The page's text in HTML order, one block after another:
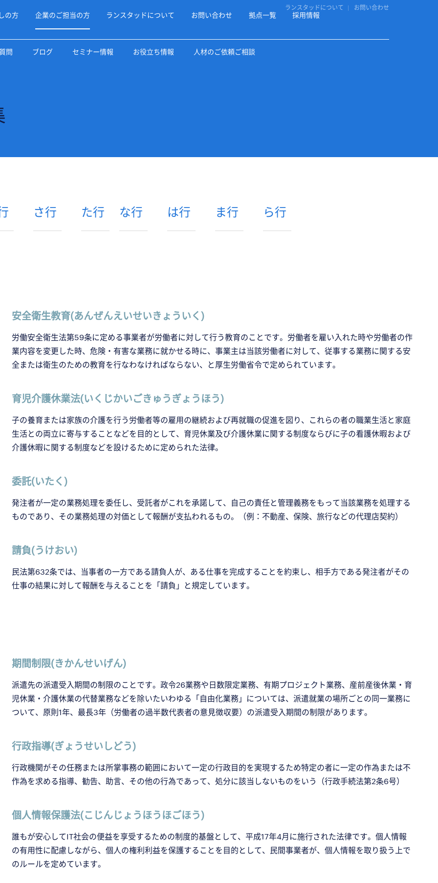
の方 企業のご担当の方 ランスタッドについて お問い合わせ 拠点一覧 採用情報
ランスタッドについて お問い合わせ
問 ブログ セミナー情報 お役立ち情報 人材のご依頼ご相談
さ行 た行 な行 は行 ま行 ら行
安全衛生教育(あんぜんえいせいきょういく)
労働安全衛生法第59条に定める事業者が労働者に対して行う教育のことです。労働者を雇い入れた時や労働者の作
業内容を変更した時、危険・有害な業務に就かせる時に、事業主は当該労働者に対して、従事する業務に関する安
全または衛生のための教育を行なわなければならない、と厚生労働省令で定められています。
育児介護休業法(いくじかいごきゅうぎょうほう)
子の養育または家族の介護を行う労働者等の雇用の継続および再就職の促進を図り、これらの者の職業生活と家庭
生活との両立に寄与することなどを目的として、育児休業及び介護休業に関する制度ならびに子の看護休暇および
介護休暇に関する制度などを設けるために定められた法律。
委託(いたく)
発注者が一定の業務処理を委任し、受託者がこれを承諾して、自己の責任と管理義務をもって当該業務を処理する
ものであり、その業務処理の対価として報酬が支払われるもの。（例：不動産、保険、旅行などの代理店契約）
請負(うけおい)
民法第632条では、当事者の一方である請負人が、ある仕事を完成することを約束し、相手方である発注者がその
仕事の結果に対して報酬を与えることを「請負」と規定しています。
期間制限(きかんせいげん)
派遣先の派遣受入期間の制限のことです。政令26業務や日数限定業務、有期プロジェクト業務、産前産後休業・育
児休業・介護休業の代替業務などを除いたいわゆる「自由化業務」については、派遣就業の場所ごとの同一業務に
ついて、原則1年、最長3年（労働者の過半数代表者の意見徴収要）の派遣受入期間の制限があります。
行政指導(ぎょうせいしどう)
行政機関がその任務または所掌事務の範囲において一定の行政目的を実現するため特定の者に一定の作為または不
作為を求める指導、勧告、助言、その他の行為であって、処分に該当しないものをいう（行政手続法第2条6号）
個人情報保護法(こじんじょうほうほごほう)
誰もが安心してIT社会の便益を享受するための制度的基盤として、平成17年4月に施行された法律です。個人情報
の有用性に配慮しながら、個人の権利利益を保護することを目的として、民間事業者が、個人情報を取り扱う上で
のルールを定めています。